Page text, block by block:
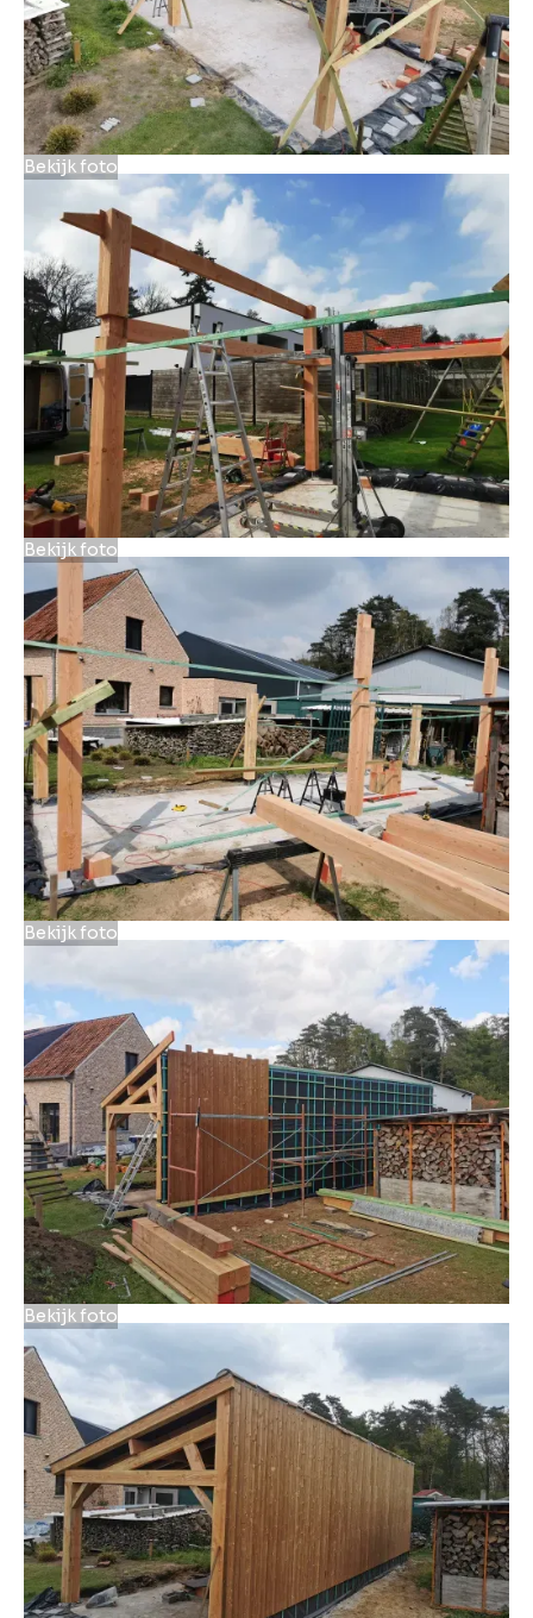
Bekijk foto
Bekijk foto
Bekijk foto
Bekijk foto